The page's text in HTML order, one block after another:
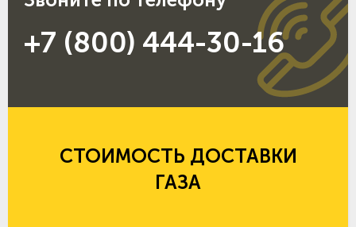
+7 (800) 444-30-16
СТОИМОСТЬ ДОСТАВКИ
ГАЗА